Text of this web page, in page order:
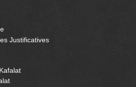
Justificatives